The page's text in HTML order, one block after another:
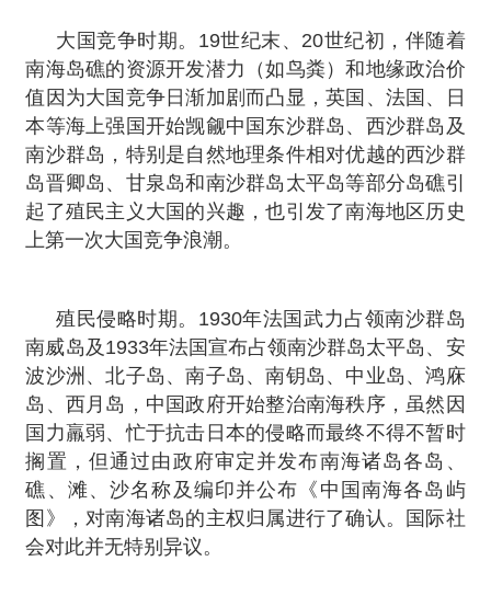
大国竞争时期。19世纪末、20世纪初，伴随着
南海岛礁的资源开发潜力（如鸟粪）和地缘政治价
值因为大国竞争日渐加剧而凸显，英国、法国、日
本等海上强国开始觊觎中国东沙群岛、西沙群岛及
南沙群岛，特别是自然地理条件相对优越的西沙群
岛晋卿岛、甘泉岛和南沙群岛太平岛等部分岛礁引
起了殖民主义大国的兴趣，也引发了南海地区历史
上第一次大国竞争浪潮。
殖民侵略时期。1930年法国武力占领南沙群岛
南威岛及1933年法国宣布占领南沙群岛太平岛、安
波沙洲、北子岛、南子岛、南钥岛、中业岛、鸿庥
岛、西月岛，中国政府开始整治南海秩序，虽然因
国力羸弱、忙于抗击日本的侵略而最终不得不暂时
搁置，但通过由政府审定并发布南海诸岛各岛、
礁、滩、沙名称及编印并公布《中国南海各岛屿
图》，对南海诸岛的主权归属进行了确认。国际社
会对此并无特别异议。